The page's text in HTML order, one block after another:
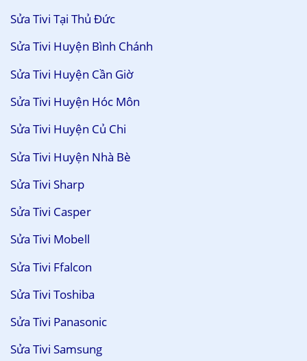
Sửa Tivi Tại Thủ Đức
Sửa Tivi Huyện Bình Chánh
Sửa Tivi Huyện Cần Giờ
Sửa Tivi Huyện Hóc Môn
Sửa Tivi Huyện Củ Chi
Sửa Tivi Huyện Nhà Bè
Sửa Tivi Sharp
Sửa Tivi Casper
Sửa Tivi Mobell
Sửa Tivi Ffalcon
Sửa Tivi Toshiba
Sửa Tivi Panasonic
Sửa Tivi Samsung